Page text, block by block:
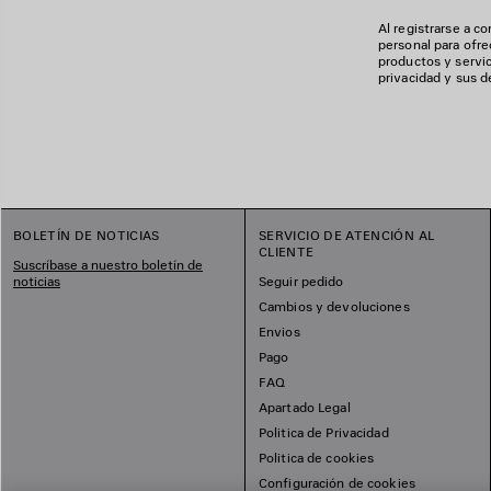
Al registrarse a
personal para
productos y
privacidad y sus
BOLETÍN DE NOTICIAS
Suscríbase a nuestro boletín de
noticias
SERVICIO DE ATENCIÓN AL
CLIENTE
Seguir pedido
Cambios y devoluciones
Envios
Pago
FAQ
Apartado Legal
Politica de Privacidad
Politica de cookies
Configuración de cookies